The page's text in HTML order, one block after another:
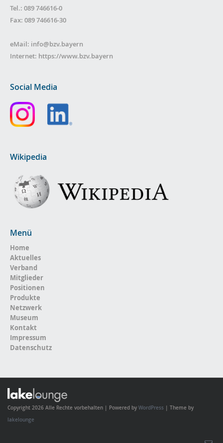
Tel.: 089 746616-0
Fax: 089 746616-30
eMail: info@bzv.bayern
Internet: https://www.bzv.bayern
Social Media
Wikipedia
Menü
Home
Aktuelles
Verband
Mitglieder
Positionen
Produkte
Netzwerk
Museum
Kontakt
Impressum
Datenschutz
Copyright 2026 Alle Rechte vorbehalten | Powered by WordPress | Theme by
lakelounge